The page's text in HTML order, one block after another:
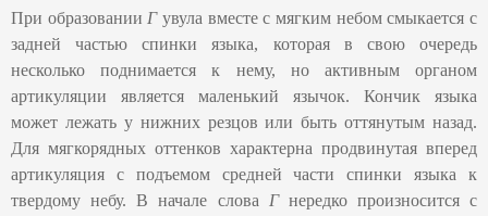
При образовании Гувула вместе с мягким небом смыкается с
задней частью спинки языка, которая в свою очередь
несколько поднимается к нему, но активным органом
артикуляции является маленький язычок. Кончик языка
может лежать у нижних резцов или быть оттянутым назад.
Для мягкорядных оттенков характерна продвинутая вперед
артикуляция с подъемом средней части спинки языка к
твердому небу. В начале слова Гнередко произносится с